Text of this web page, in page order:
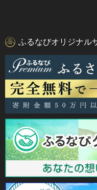
ふるなびオリジナル